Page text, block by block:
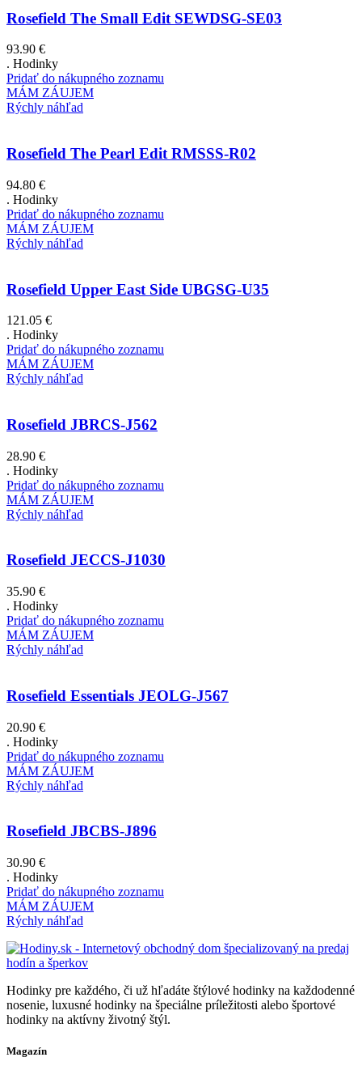
Rosefield The Small Edit SEWDSG-SE03
93.90 €
. Hodinky
Pridať do nákupného zoznamu
MÁM ZÁUJEM
Rýchly náhľad
Rosefield The Pearl Edit RMSSS-R02
94.80 €
. Hodinky
Pridať do nákupného zoznamu
MÁM ZÁUJEM
Rýchly náhľad
Rosefield Upper East Side UBGSG-U35
121.05 €
. Hodinky
Pridať do nákupného zoznamu
MÁM ZÁUJEM
Rýchly náhľad
Rosefield JBRCS-J562
28.90 €
. Hodinky
Pridať do nákupného zoznamu
MÁM ZÁUJEM
Rýchly náhľad
Rosefield JECCS-J1030
35.90 €
. Hodinky
Pridať do nákupného zoznamu
MÁM ZÁUJEM
Rýchly náhľad
Rosefield Essentials JEOLG-J567
20.90 €
. Hodinky
Pridať do nákupného zoznamu
MÁM ZÁUJEM
Rýchly náhľad
Rosefield JBCBS-J896
30.90 €
. Hodinky
Pridať do nákupného zoznamu
MÁM ZÁUJEM
Rýchly náhľad
Hodinky pre každého, či už hľadáte štýlové hodinky na každodenné
nosenie, luxusné hodinky na špeciálne príležitosti alebo športové
hodinky na aktívny životný štýl.
Magazín